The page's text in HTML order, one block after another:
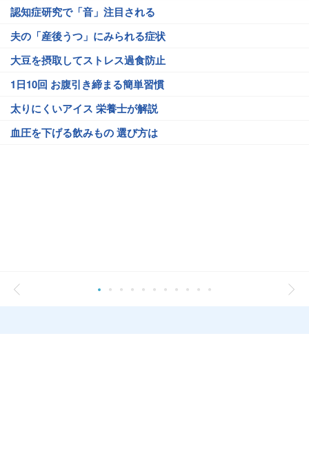
認知症研究で「音」注目される
夫の「産後うつ」にみられる症状
大豆を摂取してストレス過食防止
1日10回 お腹引き締まる簡単習慣
太りにくいアイス 栄養士が解説
血圧を下げる飲みもの 選び方は